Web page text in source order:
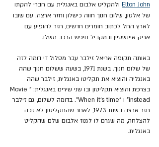
Elton John ולהקליט אלבום באנגלית עם חברי להקתו
של אלטון, שלום חנוך חווה כישלון וחזר ארצה. עם שובו
לארץ החל לכתוב חומרים חדשים, חזר להופיע עם
אריק איינשטיין ובמקביל חיפש הרכב משלו.
באותה תקופה אריאל זילבר עבר מסלול די דומה לזה
של שלום חנוך. בשנת 1971, בשעה ששלום חנוך שהה
באנגליה והוציא את תקליטו באנגלית, זילבר שהה
בצרפת והוציא תקליטון ובו שני שירים באנגלית: "Movie
instead" ו "When it’s time". בדומה לשלום, גם זילבר
חזר ארצה בשנת 1973, לאחר שהתקליטון לא זכה
להצלחה, מה שגרם לו לגנוז אלבום שלם שהקליט
באנגלית.